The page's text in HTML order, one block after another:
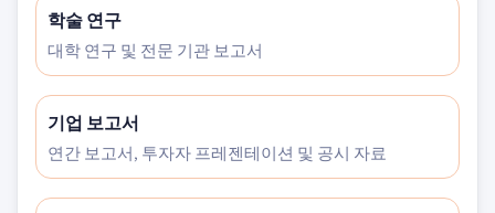
학술 연구
대학 연구 및 전문 기관 보고서
기업 보고서
연간 보고서, 투자자 프레젠테이션 및 공시 자료